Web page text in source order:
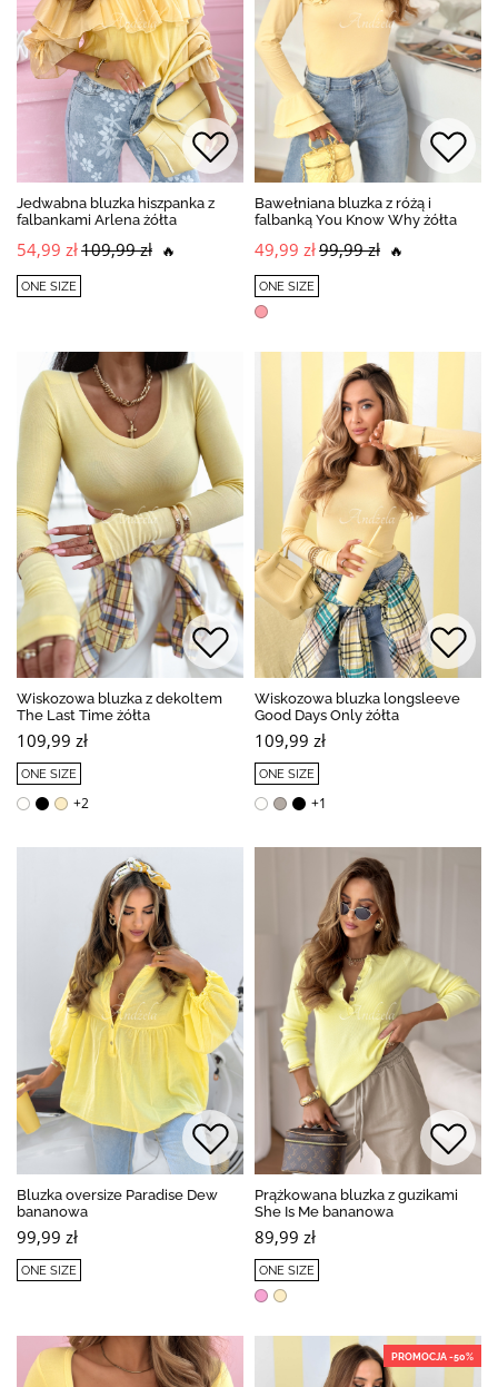
Jedwabna bluzka hiszpanka z
falbankami Arlena żółta
54,99 zł109,99 zł 🔥
ONE SIZE
Bawełniana bluzka z różą i
falbanką You Know Why żółta
49,99 zł99,99 zł 🔥
ONE SIZE
Wiskozowa bluzka z dekoltem
The Last Time żółta
109,99 zł
ONE SIZE
+2
Wiskozowa bluzka longsleeve
Good Days Only żółta
109,99 zł
ONE SIZE
+1
Bluzka oversize Paradise Dew
bananowa
99,99 zł
ONE SIZE
Prążkowana bluzka z guzikami
She Is Me bananowa
89,99 zł
ONE SIZE
PROMOCJA -50%